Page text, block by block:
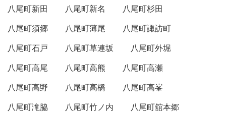
八尾町新田
八尾町新名
八尾町杉田
八尾町須郷
八尾町薄尾
八尾町諏訪町
八尾町石戸
八尾町草連坂
八尾町外堀
八尾町高尾
八尾町高熊
八尾町高瀬
八尾町高野
八尾町高橋
八尾町高峯
八尾町滝脇
八尾町竹ノ内
八尾町舘本郷